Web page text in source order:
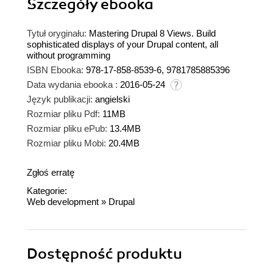
Szczegółyebooka
Tytuł oryginału: Mastering Drupal 8 Views. Build
sophisticated displays of your Drupal content, all
without programming
ISBN Ebooka: 978-17-858-8539-6, 9781785885396
Data wydania ebooka : 2016-05-24
Język publikacji: angielski
Rozmiar pliku Pdf: 11MB
Rozmiar pliku ePub: 13.4MB
Rozmiar pliku Mobi: 20.4MB
Zgłoś erratę
Kategorie:
Web development » Drupal
Dostępność produktu